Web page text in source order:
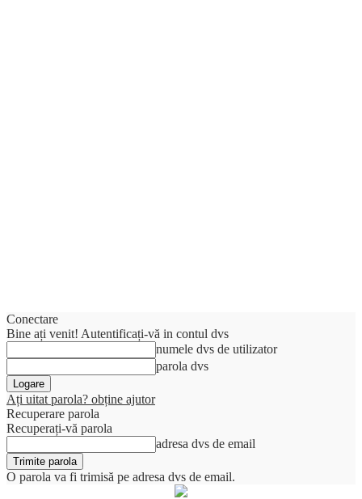
Conectare
Bine ați venit! Autentificați-vă in contul dvs
numele dvs de utilizator
parola dvs
Ați uitat parola? obține ajutor
Recuperare parola
Recuperați-vă parola
adresa dvs de email
O parola va fi trimisă pe adresa dvs de email.